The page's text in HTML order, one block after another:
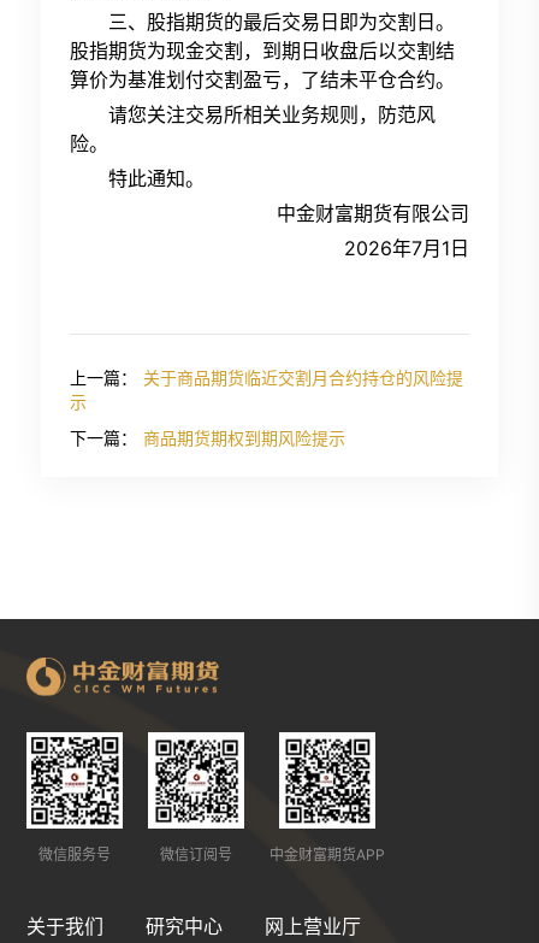
三、股指期货的最后交易日即为交割日。
股指期货为现金交割，到期日收盘后以交割结
算价为基准划付交割盈亏，了结未平仓合约。
请您关注交易所相关业务规则，防范风
险。
特此通知。
中金财富期货有限公司
2026年7月1日
上一篇：
关于商品期货临近交割月合约持仓的风险提
示
下一篇：
商品期货期权到期风险提示
微信服务号 微信订阅号 中金财富期货APP
关于我们 研究中心 网上营业厅